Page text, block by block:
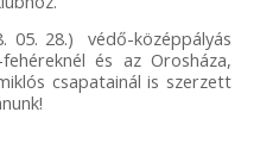
05. 28.) védő-középpályás
és az Orosháza,
csapatainál is szerzett